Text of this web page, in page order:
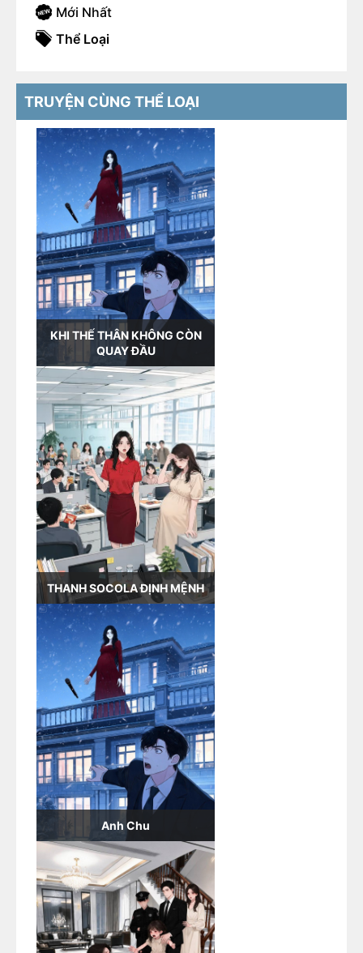
Mới Nhất
Thể Loại
TRUYỆN CÙNG THỂ LOẠI
KHI THẾ THÂN KHÔNG CÒN
QUAY ĐẦU
THANH SOCOLA ĐỊNH MỆNH
Anh Chu